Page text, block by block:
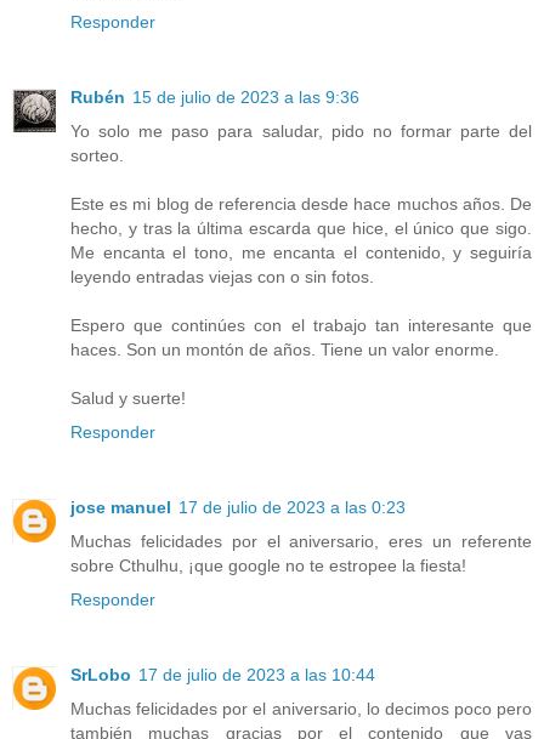
Responder
Rubén 15 de julio de 2023 a las 9:36
Yo solo me paso para saludar, pido no formar parte del
sorteo.
Este es mi blog de referencia desde hace muchos años. De
hecho, y tras la última escarda que hice, el único que sigo.
Me encanta el tono, me encanta el contenido, y seguiría
leyendo entradas viejas con o sin fotos.
Espero que continúes con el trabajo tan interesante que
haces. Son un montón de años. Tiene un valor enorme.
Salud y suerte!
Responder
jose manuel 17 de julio de 2023 a las 0:23
Muchas felicidades por el aniversario, eres un referente
sobre Cthulhu, ¡que google no te estropee la fiesta!
Responder
SrLobo 17 de julio de 2023 a las 10:44
Muchas felicidades por el aniversario, lo decimos poco pero
también muchas gracias por el contenido que vas